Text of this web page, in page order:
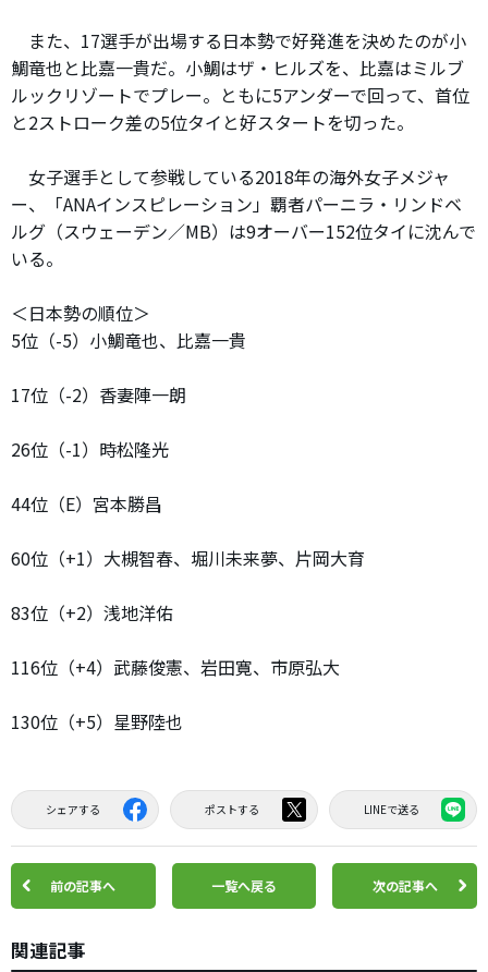
また、17選手が出場する日本勢で好発進を決めたのが小
鯛竜也と比嘉一貴だ。小鯛はザ・ヒルズを、比嘉はミルブ
ルックリゾートでプレー。ともに5アンダーで回って、首位
と2ストローク差の5位タイと好スタートを切った。
女子選手として参戦している2018年の海外女子メジャ
ー、「ANAインスピレーション」覇者パーニラ・リンドベ
ルグ（スウェーデン／MB）は9オーバー152位タイに沈んで
いる。
＜日本勢の順位＞
5位（-5）小鯛竜也、比嘉一貴
17位（-2）香妻陣一朗
26位（-1）時松隆光
44位（E）宮本勝昌
60位（+1）大槻智春、堀川未来夢、片岡大育
83位（+2）浅地洋佑
116位（+4）武藤俊憲、岩田寛、市原弘大
130位（+5）星野陸也
シェアする ポストする LINEで送る
前の記事へ 一覧へ戻る 次の記事へ
関連記事